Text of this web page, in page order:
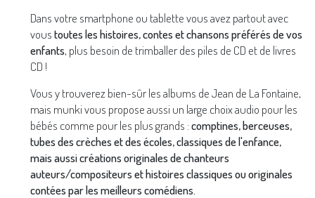
Dans votre smartphone ou tablette vous avez partout avec
voustoutes les histoires, contes et chansons préférés de vos
enfants, plus besoin de trimballer des piles de CD et de livres
CD !
Vous y trouverez bien-sûr les albums de Jean de La Fontaine,
mais munki vous propose aussi un large choix audio pour les
bébés comme pour les plus grands :comptines, berceuses,
tubes des crèches et des écoles, classiques de l'enfance,
mais aussi créations originales de chanteurs
auteurs/compositeurs et histoires classiques ou originales
contées par les meilleurs comédiens.